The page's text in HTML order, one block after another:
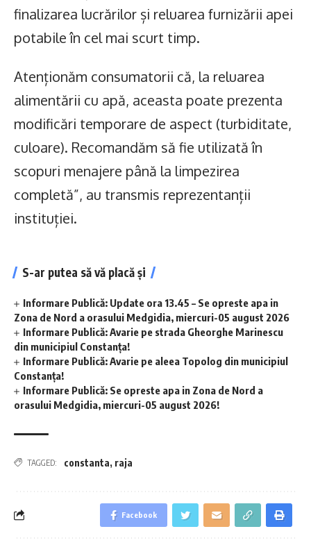
finalizarea lucrărilor și reluarea furnizării apei
potabile în cel mai scurt timp.
Atenționăm consumatorii că, la reluarea
alimentării cu apă, aceasta poate prezenta
modificări temporare de aspect (turbiditate,
culoare). Recomandăm să fie utilizată în
scopuri menajere până la limpezirea
completă”, au transmis reprezentanții
instituției.
S-ar putea să vă placă și
Informare Publică: Update ora 13.45 – Se opreste apa in
Zona de Nord a orasului Medgidia, miercuri-05 august 2026
Informare Publică: Avarie pe strada Gheorghe Marinescu
din municipiul Constanța!
Informare Publică: Avarie pe aleea Topolog din municipiul
Constanța!
Informare Publică: Se opreste apa in Zona de Nord a
orasului Medgidia, miercuri-05 august 2026!
TAGGED: constanta, raja
Facebook